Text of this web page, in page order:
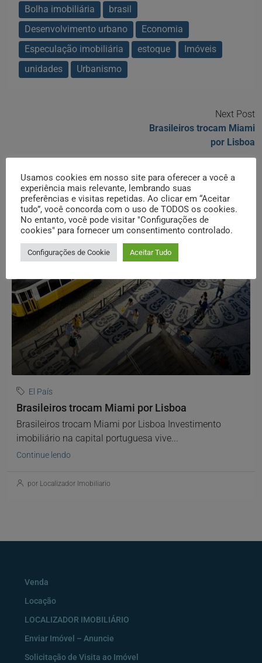
Bolha imobiliária
brasil
Desenvolvimento urbano
Economia
Especulação imobiliária
estoque
Imóveis
unidades
Urbanismo
Next Post
Brasileiros trocam Miami
por Lisboa
Posts relacionados
El País
Brasileiros trocam Miami por Lisboa
Brasileiros trocam Miami por Lisboa Investimento
imobiliário na capital portuguesa vive...
Continue lendo
por Localizador Imobiliario
Venda
Locação
LOCALIZADOR IMOBILIÁRIO
Enviar Imóvel – Anuncie
Solicitação de Visita ao Imóvel
Usamos cookies em nosso site para oferecer a você a
experiência mais relevante, lembrando suas
preferências e visitas repetidas. Ao clicar em “Aceitar
tudo”, você concorda com o uso de TODOS os cookies.
No entanto, você pode visitar "Configurações de
cookies" para fornecer um consentimento controlado.
Configurações de Cookie Aceitar Tudo